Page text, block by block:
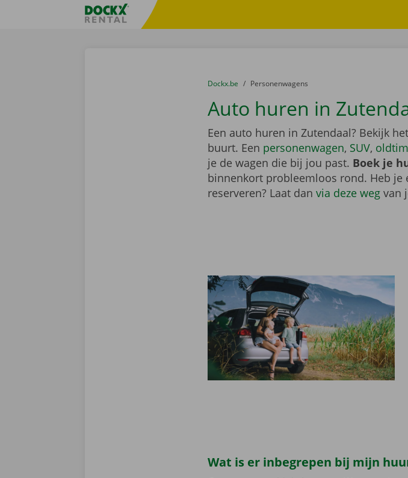
Taalselectie overslaanFratello DEMO
U bevindt zich hier:
van
Dockx.be naar
Personenwagens
Auto huren in
Een auto huren in Zutendaal? Bekijk
buurt. Een personenwagen, SUV,
je de wagen die bij jou past. Boek je
binnenkort probleemloos rond. Heb je
reserveren? Laat dan via deze wegvan
Wat is er inbegrepen bij mijn